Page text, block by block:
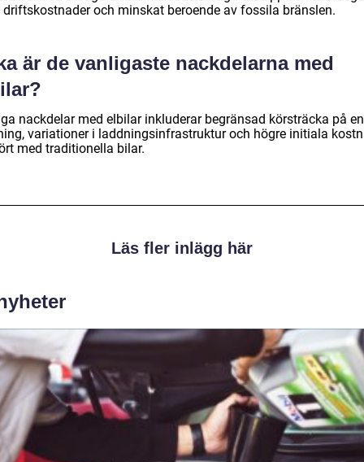
driftskostnader och minskat beroende av fossila bränslen.
är de vanligaste nackdelarna med
nackdelar med elbilar inkluderar begränsad körsträcka på en
variationer i laddningsinfrastruktur och högre initiala
med traditionella bilar.
Läs fler inlägg här